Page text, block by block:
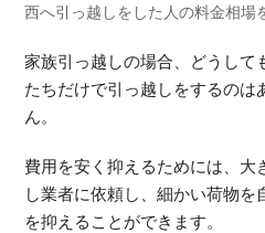
西へ引っ越しをした人の料金相場
家族引っ越しの場合、どうして
たちだけで引っ越しをするのは
ん。
費用を安く抑えるためには、大
し業者に依頼し、細かい荷物を
を抑えることができます。